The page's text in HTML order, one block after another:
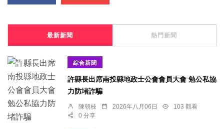
最新新聞 熱門新聞
綜合新聞
許縣長出席南投縣地政士公會會員大會 勉公私協
力防堵詐騙
陳朝枝 2026年八月06日
103 觀看
0 分享